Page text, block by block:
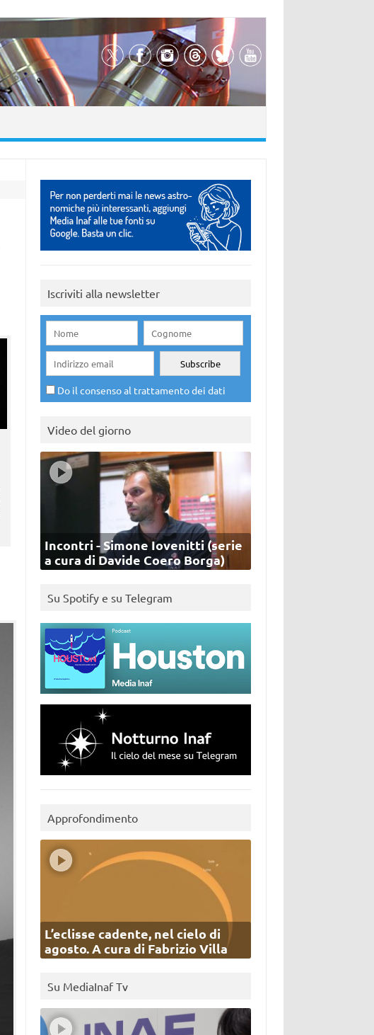
Iscriviti alla newsletter
Do il consenso al trattamento dei dati
Video del giorno
Incontri - Simone Iovenitti (serie
a cura di Davide Coero Borga)
Su Spotify e su Telegram
Approfondimento
L’eclisse cadente, nel cielo di
agosto. A cura di Fabrizio Villa
Su MediaInaf Tv